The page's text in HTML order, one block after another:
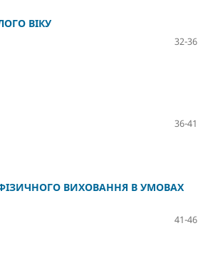
ВІКУ
32-36
36-41
ВИХОВАННЯ В УМОВАХ
41-46